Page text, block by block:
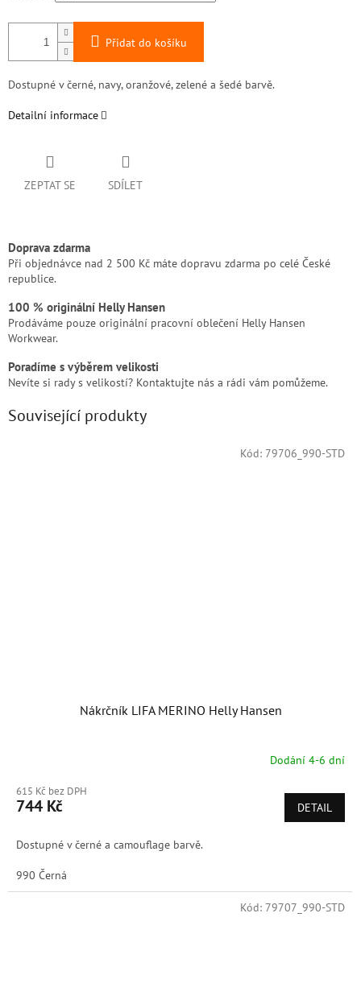
Přidat do košíku
Dostupné v černé, navy, oranžové, zelené a šedé barvě.
Detailní informace
ZEPTAT SE SDÍLET
Doprava zdarma
Při objednávce nad 2 500 Kč máte dopravu zdarma po celé České
republice.
100 % originální Helly Hansen
Prodáváme pouze originální pracovní oblečení Helly Hansen
Workwear.
Poradíme s výběrem velikosti
Nevíte si rady s velikostí? Kontaktujte nás a rádi vám pomůžeme.
Související produkty
Nákrčník LIFA MERINO Helly Hansen
Dodání 4-6 dní
615 Kč bez DPH
744 Kč DETAIL
Dostupné v černé a camouflage barvě.
990 Černá
Kód: 79706_990-STD
Kód: 79707_990-STD